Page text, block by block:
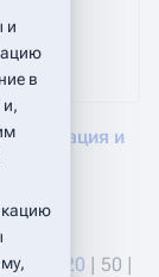
и
50 20 | 50 |
и
в
и,